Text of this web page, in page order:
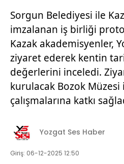
Sorgun Belediyesi ile
imzalanan iş birliği
Kazak akademisyenler,
ziyaret ederek kentin
değerlerini inceledi.
kurulacak Bozok Müzesi
çalışmalarına katkı
Yozgat Ses Haber
Giriş: 06-12-2025 12:50